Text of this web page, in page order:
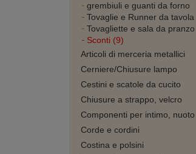
grembiuli e guanti da forno
Tovaglie e Runner da tavola
Tovagliette e sala da pranzo
Sconti (9)
Articoli di merceria metallici
Cerniere/Chiusure lampo
Cestini e scatole da cucito
Chiusure a strappo, velcro
Componenti per intimo, nuoto
Corde e cordini
Costina e polsini